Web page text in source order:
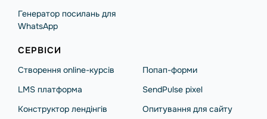
Генератор посилань для
WhatsApp
СЕРВІСИ
Створення online-курсів
LMS платформа
Конструктор лендінгів
Попап-форми
SendPulse pixel
Опитування для сайту